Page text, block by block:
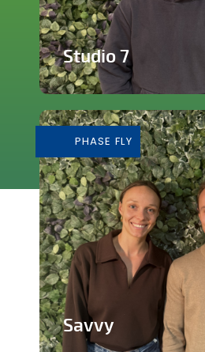
Studio 7
de musique
En savoir plus
PHASE FLY
Savvy